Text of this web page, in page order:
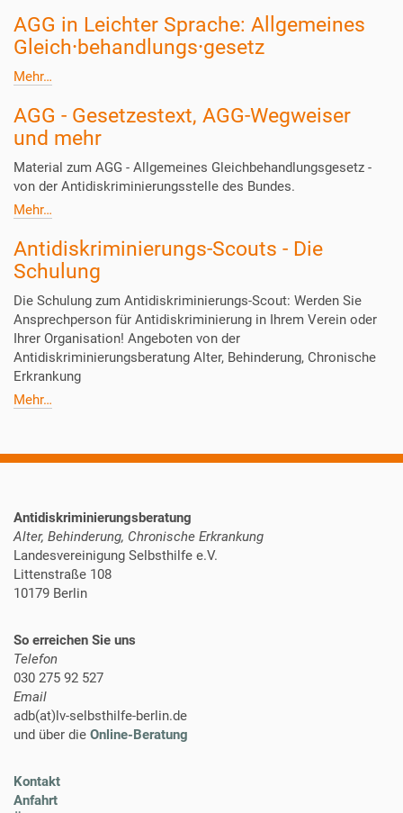
AGG in Leichter Sprache: Allgemeines
Gleich⸱behandlungs⸱gesetz
Mehr…
AGG - Gesetzestext, AGG-Wegweiser
und mehr
Material zum AGG - Allgemeines Gleichbehandlungsgesetz -
von der Antidiskriminierungsstelle des Bundes.
Mehr…
Antidiskriminierungs-Scouts - Die
Schulung
Die Schulung zum Antidiskriminierungs-Scout: Werden Sie
Ansprechperson für Antidiskriminierung in Ihrem Verein oder
Ihrer Organisation! Angeboten von der
Antidiskriminierungsberatung Alter, Behinderung, Chronische
Erkrankung
Mehr…
Antidiskriminierungsberatung
Alter, Behinderung, Chronische Erkrankung
Landesvereinigung Selbsthilfe e.V.
Littenstraße 108
10179 Berlin
So erreichen Sie uns
Telefon
030 275 92 527
Email
adb(at)lv-selbsthilfe-berlin.de
und über die Online-Beratung
Kontakt
Anfahrt